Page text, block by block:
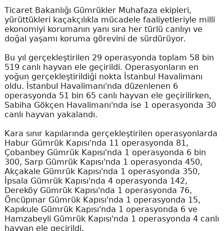
Ticaret Bakanlığı Gümrükler Muhafaza ekipleri,
yürüttükleri kaçakçılıkla mücadele faaliyetleriyle milli
ekonomiyi korumanın yanı sıra her türlü canlıyı ve
doğal yaşamı koruma görevini de sürdürüyor.
Bu yıl gerçekleştirilen 29 operasyonda toplam 58 bin
519 canlı hayvan ele geçirildi. Operasyonların en
yoğun gerçekleştirildiği nokta İstanbul Havalimanı
oldu. İstanbul Havalimanı'nda düzenlenen 6
operasyonda 51 bin 65 canlı hayvan ele geçirilirken,
Sabiha Gökçen Havalimanı'nda ise 1 operasyonda 30
canlı hayvan yakalandı.
Kara sınır kapılarında gerçekleştirilen operasyonlarda
Habur Gümrük Kapısı'nda 11 operasyonda 81,
Çobanbey Gümrük Kapısı'nda 1 operasyonda 6 bin
300, Sarp Gümrük Kapısı'nda 1 operasyonda 450,
Akçakale Gümrük Kapısı'nda 1 operasyonda 350,
İpsala Gümrük Kapısı'nda 4 operasyonda 142,
Dereköy Gümrük Kapısı'nda 1 operasyonda 76,
Öncüpınar Gümrük Kapısı'nda 1 operasyonda 15,
Kapıkule Gümrük Kapısı'nda 1 operasyonda 6 ve
Hamzabeyli Gümrük Kapısı'nda 1 operasyonda 4 canlı
hayvan ele geçirildi.